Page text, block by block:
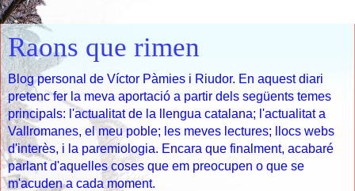
Raons que rimen
Blog personal de Víctor Pàmies i Riudor. En aquest diari
pretenc fer la meva aportació a partir dels següents temes
principals: l'actualitat de la llengua catalana; l'actualitat a
Vallromanes, el meu poble; les meves lectures; llocs webs
d'interès, i la paremiologia. Encara que finalment, acabaré
parlant d'aquelles coses que em preocupen o que se
m'acuden a cada moment.